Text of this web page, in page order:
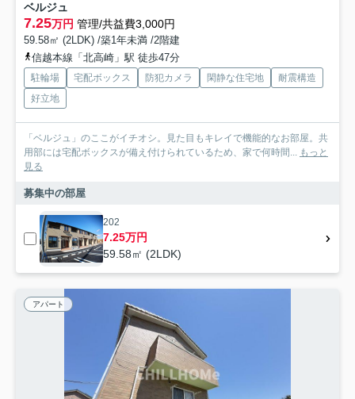
ベルジュ
7.25万円 管理/共益費3,000円
59.58㎡ (2LDK) /築1年未満 /2階建
信越本線「北高崎」駅 徒歩47分
駐輪場 宅配ボックス 防犯カメラ 閑静な住宅地
耐震構造
好立地
「ベルジュ」のここがイチオシ。見た目もキレイで機能的なお部屋。共
用部には宅配ボックスが備え付けられているため、家で何時間... もっと
見る
募集中の部屋
202
7.25万円
59.58㎡ (2LDK)
アパート